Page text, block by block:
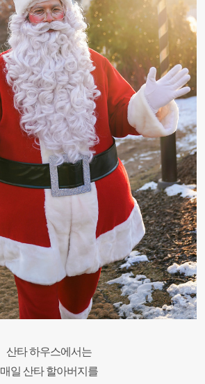
산타 하우스에서는
매일 산타 할아버지를